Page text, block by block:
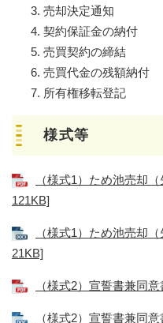
売却決定通知
契約保証金の納付
売買契約の締結
売買代金の残額納付
所有権移転登記
様式等
（様式1）ため池売却
121KB]
（様式1）ため池売却
21KB]
（様式2）宣誓書兼同
（様式2）宣誓書兼同